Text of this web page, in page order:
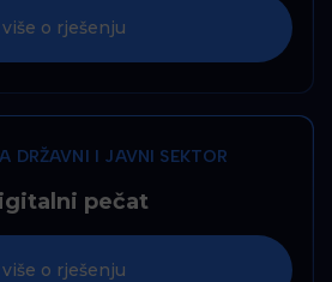
više o rješenju
DRŽAVNI I JAVNI SEKTOR
pečat
više o rješenju